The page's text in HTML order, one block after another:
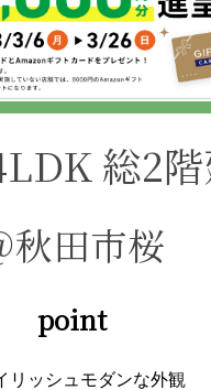
LDK 総2
秋田市桜
point
リッシュモダンな外観